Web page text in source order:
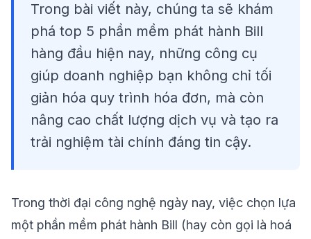
Trong bài viết này, chúng ta sẽ khám
phá top 5 phần mềm phát hành Bill
hàng đầu hiện nay, những công cụ
giúp doanh nghiệp bạn không chỉ tối
giản hóa quy trình hóa đơn, mà còn
nâng cao chất lượng dịch vụ và tạo ra
trải nghiệm tài chính đáng tin cậy.
Trong thời đại công nghệ ngày nay, việc chọn lựa
một phần mềm phát hành Bill (hay còn gọi là hoá